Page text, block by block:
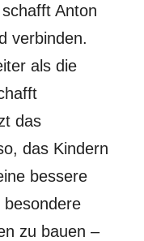
Anton
verbinden.
als die
das
das Kindern
bessere
zu bauen –